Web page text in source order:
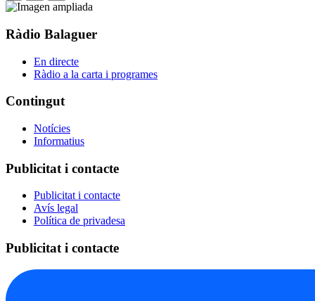
Ràdio Balaguer
En directe
Ràdio a la carta i programes
Contingut
Notícies
Informatius
Publicitat i contacte
Publicitat i contacte
Avís legal
Política de privadesa
Publicitat i contacte